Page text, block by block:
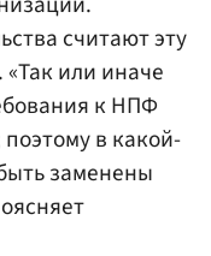
считают эту
или иначе
к НПФ
в какой-
заменены